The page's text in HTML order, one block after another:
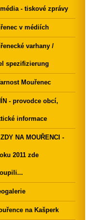
- tiskové zprávy
v médiích
varhany /
spezifizierung
Mouřenec
- provodce obcí,
informace
NA MOUŘENCI -
2011 zde
na Kašperk